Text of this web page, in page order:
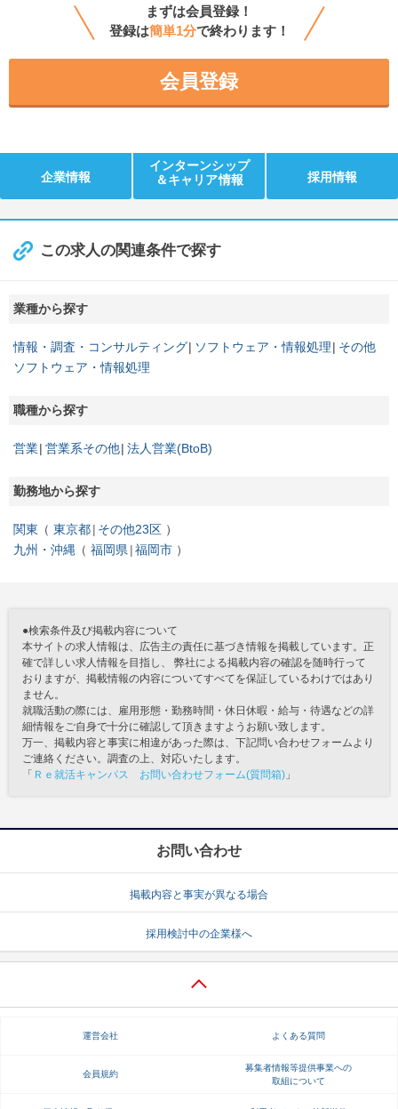
まずは会員登録！
登録は簡単1分で終わります！
会員登録
企業情報
インターンシップ
＆キャリア情報
採用情報
この求人の関連条件で探す
業種から探す
情報・調査・コンサルティング ソフトウェア・情報処理
その他
ソフトウェア・情報処理
職種から探す
営業 営業系その他 法人営業(BtoB)
勤務地から探す
関東 東京都 その他23区
九州・沖縄
福岡県 福岡市
●検索条件及び掲載内容について
本サイトの求人情報は、広告主の責任に基づき情報を掲載しています。正
確で詳しい求人情報を目指し、 弊社による掲載内容の確認を随時行って
おりますが、掲載情報の内容についてすべてを保証しているわけではあり
ません。
就職活動の際には、雇用形態・勤務時間・休日休暇・給与・待遇などの詳
細情報をご自身で十分に確認して頂きますようお願い致します。
万一、掲載内容と事実に相違があった際は、下記問い合わせフォームより
ご連絡ください。調査の上、対応いたします。
「 Ｒｅ就活キャンパス お問い合わせフォーム(質問箱) 」
お問い合わせ
掲載内容と事実が異なる場合
採用検討中の企業様へ
運営会社 よくある質問
会員規約
募集者情報等提供事業への
取組について